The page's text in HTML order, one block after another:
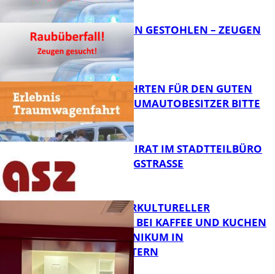
FB News
TEURE KETTEN GESTOHLEN – ZEUGEN
GESUCHT!
FB News
SPENDENFAHRTEN FÜR DEN GUTEN
ZWECK – TRAUMAUTOBESITZER BITTE
MELDEN!
FB News
SENIORENBEIRAT IM STADTTEILBÜRO
IN DER KÖNIGSTRASSE
NEUER INTERKULTURELLER
TREFFPUNKT BEI KAFFEE UND KUCHEN
IM PFALZKLINIKUM IN
KAISERSLAUTERN